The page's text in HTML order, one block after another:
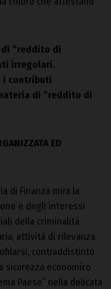
“reddito di
irregolari.
i contributi
di “reddito di
ED
di Finanza mira la
e degli interessi
della criminalità
attività di rilevanza
contraddistinto
sicurezza economico
Paese” nella delicata